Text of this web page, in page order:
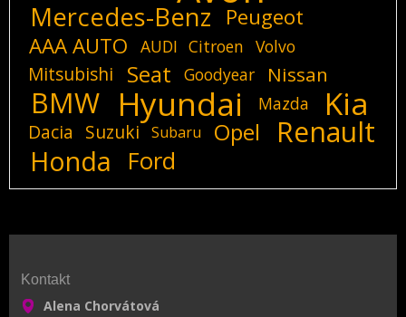
Mercedes-Benz
Peugeot
AAA AUTO
AUDI Citroen Volvo
Mitsubishi Seat Goodyear Nissan
BMW Hyundai Mazda Kia
Dacia Suzuki Subaru Opel Renault
Honda Ford
Kontakt
Alena Chorvátová